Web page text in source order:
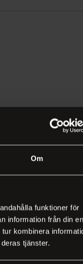
Om
funktioner för
information från din
kombinera
tjänster.